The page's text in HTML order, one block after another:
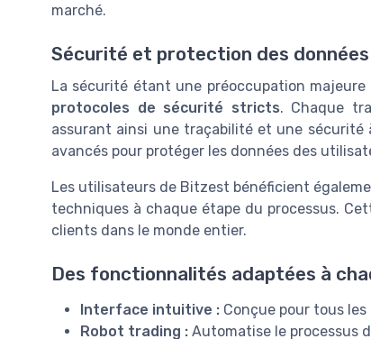
marché.
Sécurité et protection des données
La sécurité étant une préoccupation
protocoles de sécurité stricts. Chaque
assurant ainsi une traçabilité et une sécurité
avancés pour protéger les données des
Les utilisateurs de Bitzest bénéficient
techniques à chaque étape du processus.
clients dans le monde entier.
Des fonctionnalités adaptées à
Interface intuitive : Conçue pour tous
Robot trading : Automatise le processus